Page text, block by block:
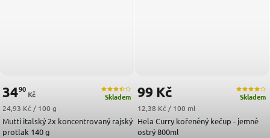
Mutti italský 2x koncentrovaný rajský
protlak 140 g
Skladem
3490
Kč
Měrná cena:
24,93 Kč / 100 g
Hela Curry kořeněný kečup - jemně
ostrý 800ml
Skladem
99 Kč
Měrná cena:
12,38 Kč / 100 ml